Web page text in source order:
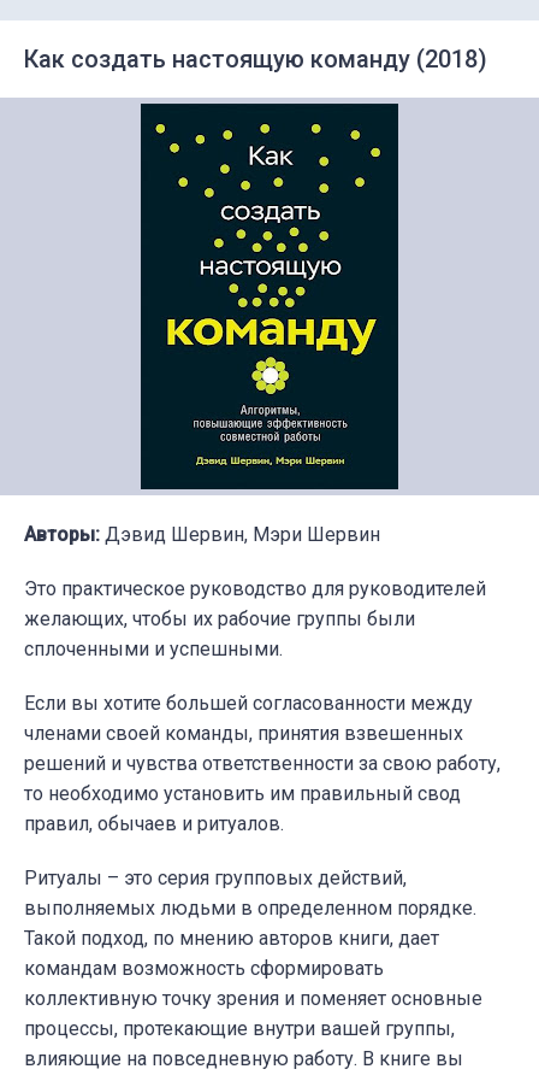
Как создать настоящую команду (2018)
Авторы: Дэвид Шервин, Мэри Шервин
Это практическое руководство для руководителей
желающих, чтобы их рабочие группы были
сплоченными и успешными.
Если вы хотите большей согласованности между
членами своей команды, принятия взвешенных
решений и чувства ответственности за свою работу,
то необходимо установить им правильный свод
правил, обычаев и ритуалов.
Ритуалы – это серия групповых действий,
выполняемых людьми в определенном порядке.
Такой подход, по мнению авторов книги, дает
командам возможность сформировать
коллективную точку зрения и поменяет основные
процессы, протекающие внутри вашей группы,
влияющие на повседневную работу. В книге вы